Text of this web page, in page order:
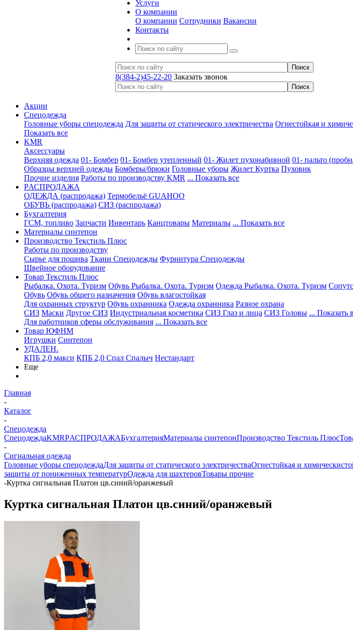
Услуги
О компании
О компании Сотрудники Вакансии
Контакты
8(384-2)45-22-20 Заказать звонок
Акции
Спецодежда
Головные уборы спецодежда Для защиты от статического электричества Огнестойкая и
Показать все
KMR
Аксессуары
Верхняя одежда 01- Бомбер 01- Бомбер утепленный 01- Жилет пухонабивной 01- пальто
Образцы верхней одежды Бомберы/брюки Головные уборы Жилет Куртка Пуховик
Прочие изделия Работы по производству KMR ... Показать все
PАСПРОДАЖА
ОДЕЖДА (распродажа) Термобельё GUAHOO
ОБУВЬ (распродажа) СИЗ (распродажа)
Бухгалтерия
ГСМ, топливо Запчасти Инвентарь Канцтовары Материалы ... Показать все
Материалы синтепон
Производство Текстиль Плюс
Работы по производству
Сырье для пошива Ткани Спецодежды Фурнитура Спецодежды
Швейное оборудование
Товар Текстиль Плюс
Рыбалка. Охота. Туризм Обувь Рыбалка. Охота. Туризм Одежда Рыбалка. Охота. Туризм
Обувь Обувь общего назначения Обувь влагостойкая
Для охранных структур Обувь охранника Одежда охранника Разное охрана
СИЗ Маски Другое СИЗ Индустриальная косметика СИЗ Глаз и лица СИЗ Головы ... Показать
Для работников сферы обслуживания ... Показать все
Товар ЮФНМ
Игрушки Синтепон
УДАЛЕН.
КПБ 2,0 макси КПБ 2,0 Спал Спалыч Нестандарт
Еще
Главная
-
Каталог
-
Спецодежда
СпецодеждаKMRPАСПРОДАЖАБухгалтерияМатериалы синтепонПроизводство Текстиль Плюс
-
Сигнальная одежда
Головные уборы спецодеждаДля защиты от статического электричестваОгнестойкая и
защиты от пониженных температурОдежда для шахтеровТовары прочие
-Куртка сигнальная Платон цв.синий/оранжевый
Куртка сигнальная Платон цв.синий/оранжевый